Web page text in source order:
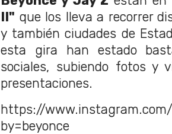
II" que los lleva a recorrer
y también ciudades de
esta gira han estado
sociales, subiendo fotos y
presentaciones.
https://
by=beyonce